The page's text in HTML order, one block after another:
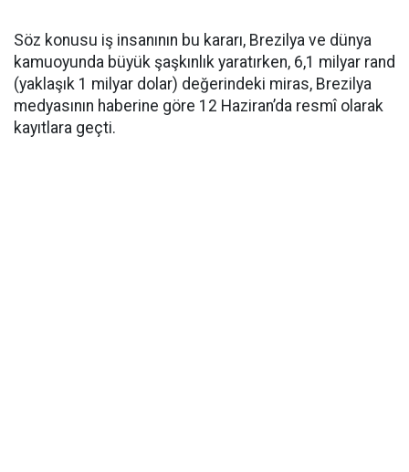
Söz konusu iş insanının bu kararı, Brezilya ve dünya
kamuoyunda büyük şaşkınlık yaratırken, 6,1 milyar rand
(yaklaşık 1 milyar dolar) değerindeki miras, Brezilya
medyasının haberine göre 12 Haziran’da resmî olarak
kayıtlara geçti.